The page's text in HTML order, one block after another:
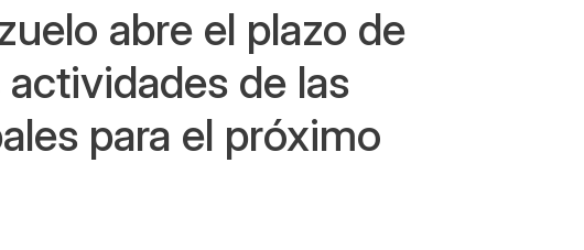
abre el plazo de
de las
para el próximo